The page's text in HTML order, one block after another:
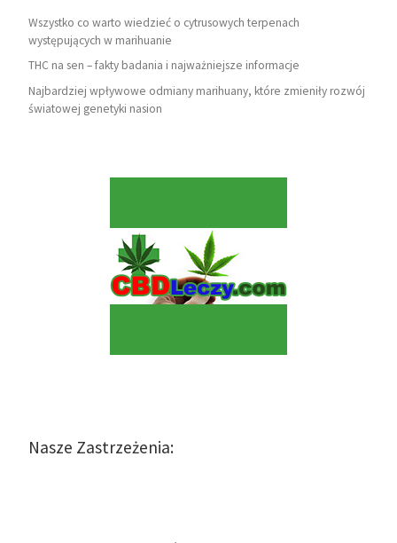
Wszystko co warto wiedzieć o cytrusowych terpenach
występujących w marihuanie
THC na sen – fakty badania i najważniejsze informacje
Najbardziej wpływowe odmiany marihuany, które zmieniły rozwój
światowej genetyki nasion
Nasze Zastrzeżenia: